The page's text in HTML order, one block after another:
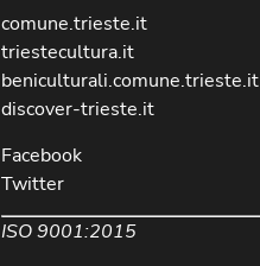
comune.trieste.it
triestecultura.it
beniculturali.comune.trieste.it
discover-trieste.it
Facebook
Twitter
ISO 9001:2015